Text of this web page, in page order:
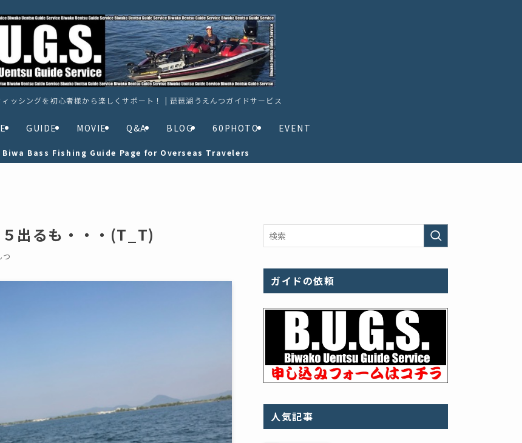
ッシングを初心者様から楽しくサポート！ | 琵琶湖うえんつガイドサービス
GUIDE MOVIE Q&A BLOG 60PHOTO EVENT
Biwa Bass Fishing Guide Page for Overseas Travelers
出るも・・・(T_T)
つ
ガイドの依頼
人気記事